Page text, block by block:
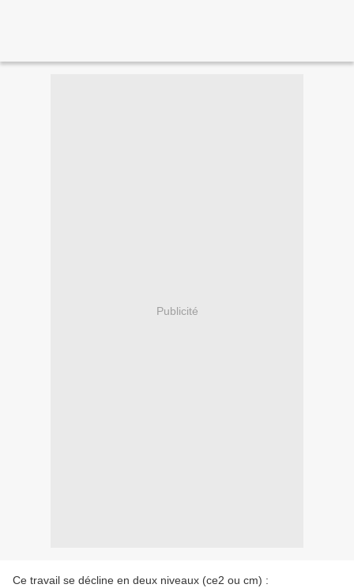
Publicité
Ce travail se décline en deux niveaux (ce2 ou cm) :